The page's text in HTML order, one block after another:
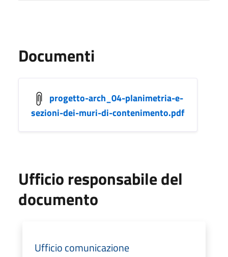
Documenti
progetto-arch_04-planimetria-e-
sezioni-dei-muri-di-contenimento.pdf
Ufficio responsabile del
documento
Ufficio comunicazione